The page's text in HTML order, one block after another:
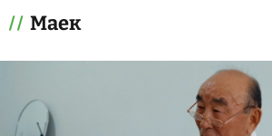
Маек